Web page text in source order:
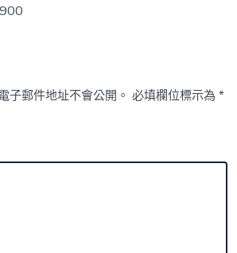
子郵件地址不會公開。 必填欄位標示為*